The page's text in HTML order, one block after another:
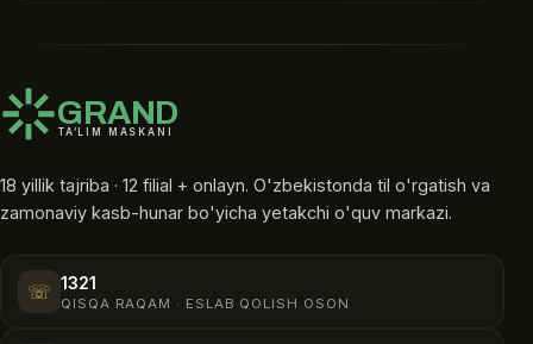
GRAND
TA’LIM MASKANI
18 yillik tajriba · 12 filial + onlayn. O'zbekistonda til o'rgatish va
zamonaviy kasb-hunar bo'yicha yetakchi o'quv markazi.
☏ 1321
QISQA RAQAM · ESLAB QOLISH OSON